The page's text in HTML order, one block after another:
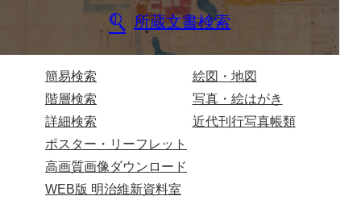
所蔵文書検索
簡易検索
階層検索
詳細検索
絵図・地図
写真・絵はがき
近代刊行写真帳類
ポスター・リーフレット
高画質画像ダウンロード
WEB版 明治維新資料室